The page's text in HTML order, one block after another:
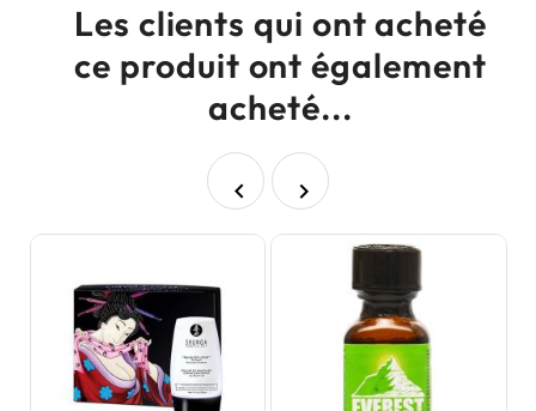
Les clients qui ont acheté
ce produit ont également
acheté...
 